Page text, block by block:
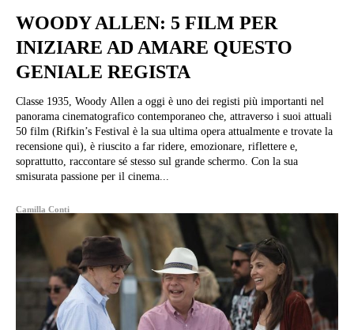
WOODY ALLEN: 5 FILM PER
INIZIARE AD AMARE QUESTO
GENIALE REGISTA
Classe 1935, Woody Allen a oggi è uno dei registi più importanti nel
panorama cinematografico contemporaneo che, attraverso i suoi attuali
50 film (Rifkin’s Festival è la sua ultima opera attualmente e trovate la
recensione qui), è riuscito a far ridere, emozionare, riflettere e,
soprattutto, raccontare sé stesso sul grande schermo. Con la sua
smisurata passione per il cinema...
Camilla Conti